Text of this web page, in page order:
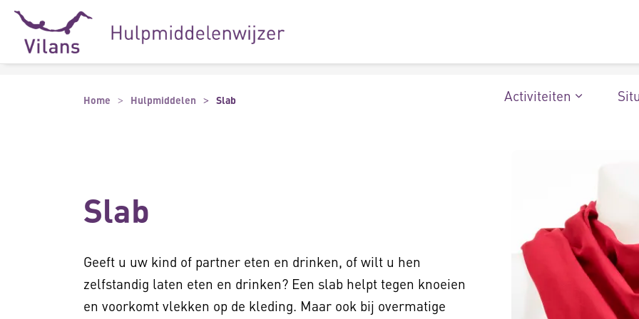
Naar hoofdinhoud
Naar footer
Activiteiten
Home Hulpmiddelen Slab
Slab
Geeft u uw kind of partner eten en drinken, of wilt u hen
zelfstandig laten eten en drinken? Een slab helpt tegen knoeien
en voorkomt vlekken op de kleding. Maar ook bij overmatige